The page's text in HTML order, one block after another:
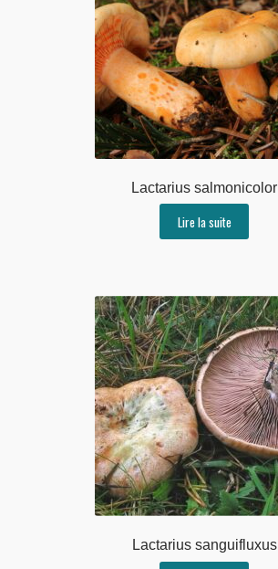
Lactarius salmonicolor
Lire la suite
Lactarius sanguifluxus